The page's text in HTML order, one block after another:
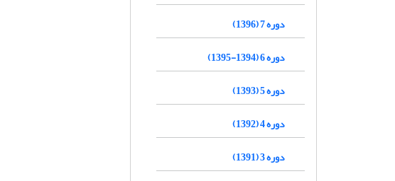
دوره 7 (1396)
دوره 6 (1394-1395)
دوره 5 (1393)
دوره 4 (1392)
دوره 3 (1391)